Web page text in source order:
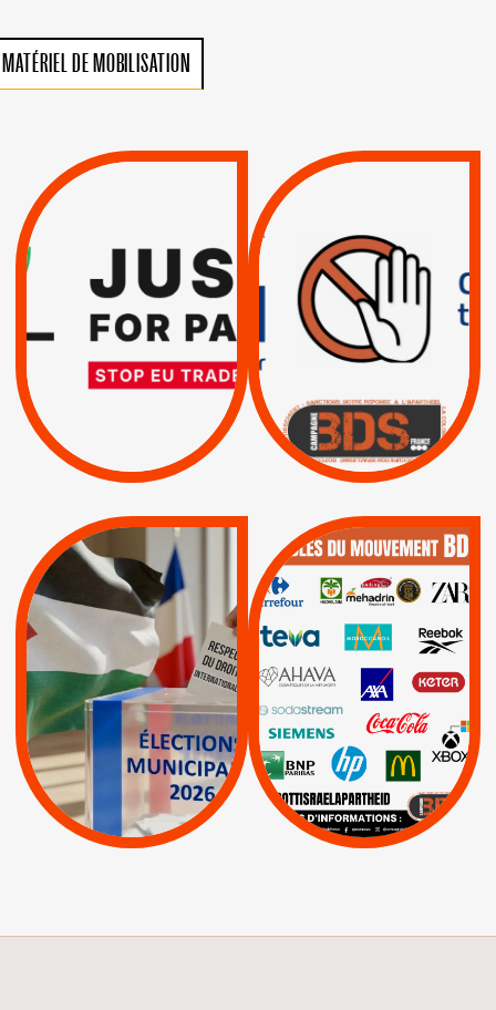
MATÉRIEL DE MOBILISATION
VIOLATIONS DES
SUSPENSION
TOTALE DE
L’ACCORD
D’ASSOCIATION UE-
ISRAËL
| Pétitions
INTERNATIONAL ?
TRUMP, MACRON :
MÊME COMBAT
| Actus |
| Boycott militaire |
Lettres d'interpellation
MUNICIPALES 2026 :
JE VOTE POUR LE
RESPECT DU DROIT
INTERNATIONAL EN
PALESTINE
APPELS | Actus |
Espaces Sans
Apartheid
| Lettres d'interpellation
QUE BOYCOTTER ?
BOYCOTT /
AXA BNP | CAF |
Carrefour | HP |
Keter |
Livres et brochures |
Mehadrin | PUMA
Sodastream |
Visuels, tracts,
affiches,...